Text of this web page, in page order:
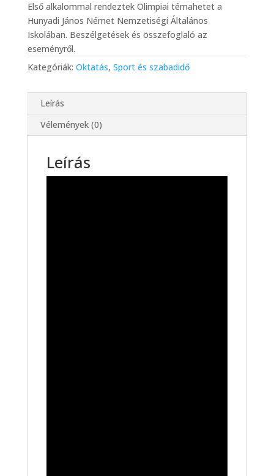
Első alkalommal rendeztek Olimpiai témahetet a
Hunyadi János Német Nemzetiségi Általános
Iskolában. Beszélgetések és összefoglaló az
eseményről.
Kategóriák: Oktatás, Sport és szabadidő
Leírás
Vélemények (0)
Leírás